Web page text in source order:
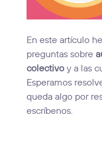
En este artículo
preguntas sobre
colectivoy a las
Esperamos
queda algo por
escríbenos.